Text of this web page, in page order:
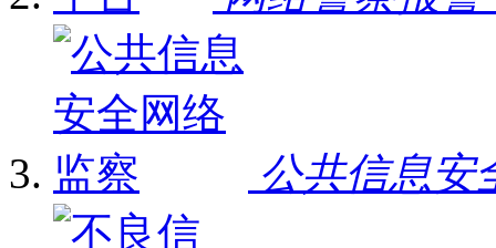
公共信息安